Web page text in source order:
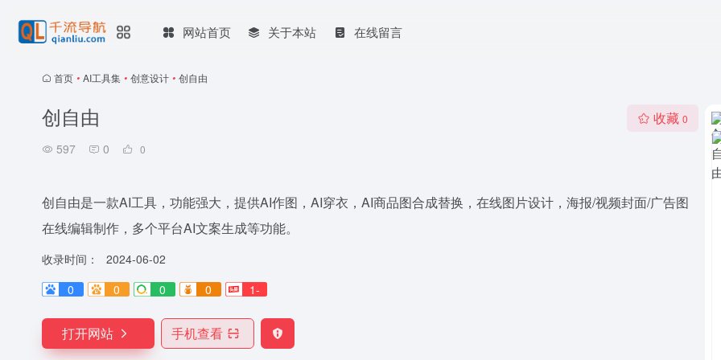
网站首页 关于本站 在线留言
首页 • AI工具集 • 创意设计 • 创自由
创自由
597 0 0
收藏 0
创自由是一款AI工具，功能强大，提供AI作图，AI穿衣，AI商品图合成替换，在线图片设计，海报/视频封面/广告图
在线编辑制作，多个平台AI文案生成等功能。
收录时间：
2024-06-02
0
0 0 0 1-
打开网站 手机查看